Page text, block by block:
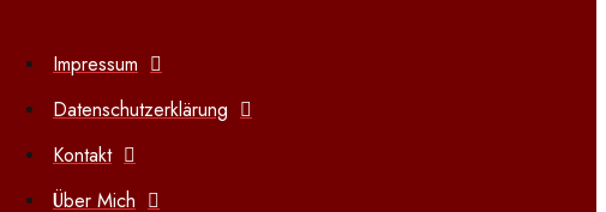
Impressum
Datenschutzerklärung
Kontakt
Über Mich